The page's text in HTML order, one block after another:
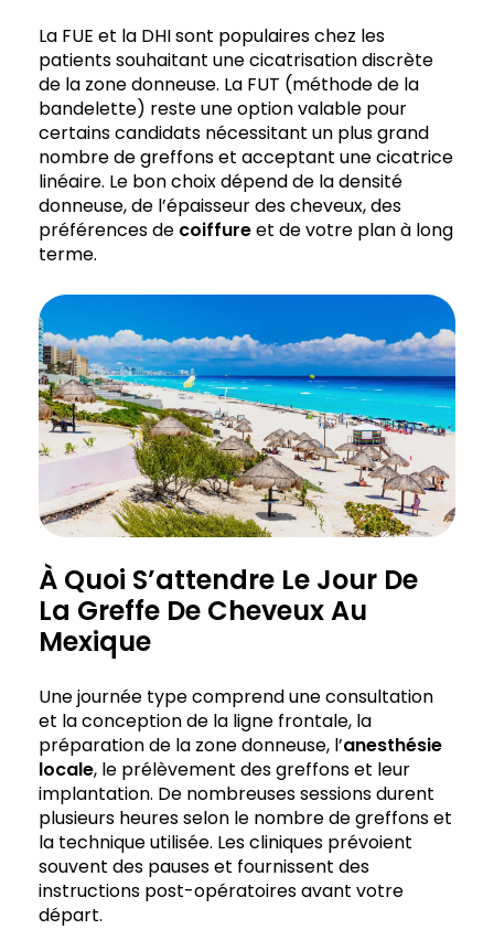
La FUE et la DHI sont populaires chez les
patients souhaitant une cicatrisation discrète
de la zone donneuse. La FUT (méthode de la
bandelette) reste une option valable pour
certains candidats nécessitant un plus grand
nombre de greffons et acceptant une cicatrice
linéaire. Le bon choix dépend de la densité
donneuse, de l’épaisseur des cheveux, des
préférences de coiffureet de votre plan à long
terme.
À Quoi S’attendre Le Jour De
La Greffe De Cheveux Au
Mexique
Une journée type comprend une consultation
et la conception de la ligne frontale, la
préparation de la zone donneuse, l’anesthésie
locale, le prélèvement des greffons et leur
implantation. De nombreuses sessions durent
plusieurs heures selon le nombre de greffons et
la technique utilisée. Les cliniques prévoient
souvent des pauses et fournissent des
instructions post-opératoires avant votre
départ.